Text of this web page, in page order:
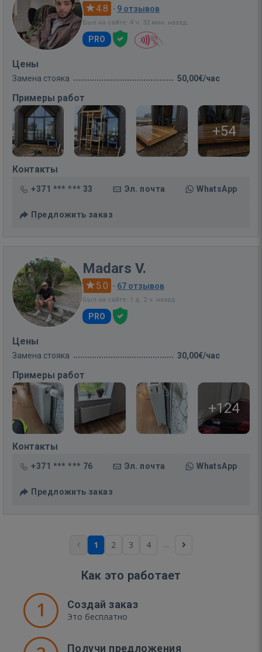
4.8 · 9 отзывов
Был на сайте: 4 ч. 32 мин. назад
PRO
Цены
Замена стояка 50,00€/час
Примеры работ
+54
Контакты
+371 *** *** 33 Эл. почта WhatsApp
Предложить заказ
Madars V.
5.0 · 67 отзывов
Был на сайте: 1 д. 2 ч. назад
PRO
Цены
Замена стояка 30,00€/час
Примеры работ
+124
Контакты
+371 *** *** 76 Эл. почта WhatsApp
Предложить заказ
1 2 3 4 ...
Как это работает
1 Создай заказ
Это бесплатно
Получи предложения